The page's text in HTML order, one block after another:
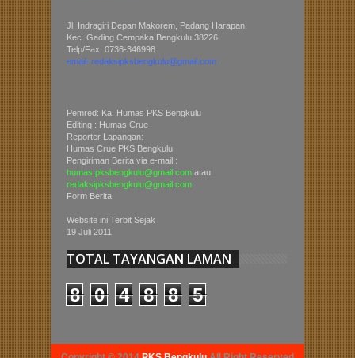
Jl. Indragiri Depan Makorem, Padang Harapan,
Kec. Gading Cempaka Bengkulu 38226
Telp/Fax. 0736-346998
email: redaksipksbengkulu@gmail.com
Pemred: Ka. Humas PKS Bengkulu
Editing : Humas Crue
Reporter Lapangan:
Humas Crue PKS Bengkulu
Pengiriman Berita via e-mail :
humas.pksbengkulu@gmail.com atau
redaksipksbengkulu@gmail.com
Form Berita
Website ini Terbit Sejak
19 Juli 2011
TOTAL TAYANGAN LAMAN
8 0 4 8 8 5